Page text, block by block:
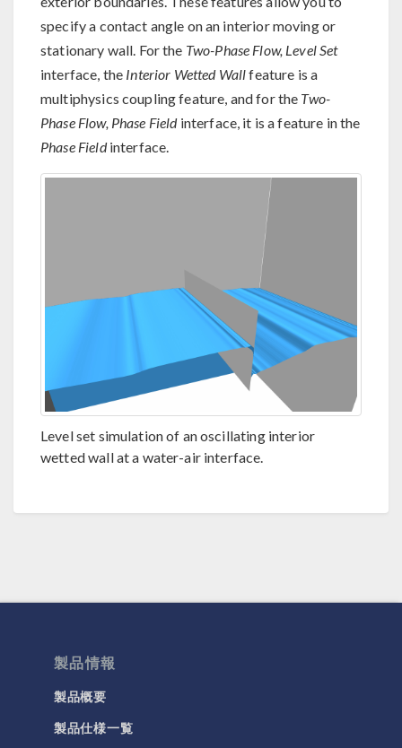
specify a contact angle on an interior moving or
stationary wall. For the Two-Phase Flow, Level Set
interface, the Interior Wetted Wallfeature is a
multiphysics coupling feature, and for the Two-
Phase Flow, Phase Fieldinterface, it is a feature in the
Phase Fieldinterface.
Level set simulation of an oscillating interior
wetted wall at a water-air interface.
製品情報
製品概要
製品仕様一覧